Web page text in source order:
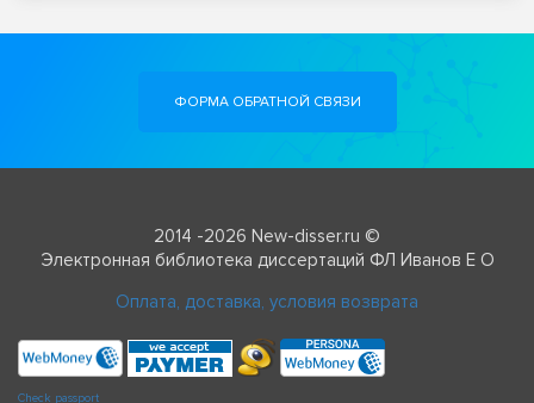
ФОРМА ОБРАТНОЙ СВЯЗИ
2014 -2026 New-disser.ru ©
Электронная библиотека диссертаций ФЛ Иванов Е О
Оплата, доставка, условия возврата
Check passport